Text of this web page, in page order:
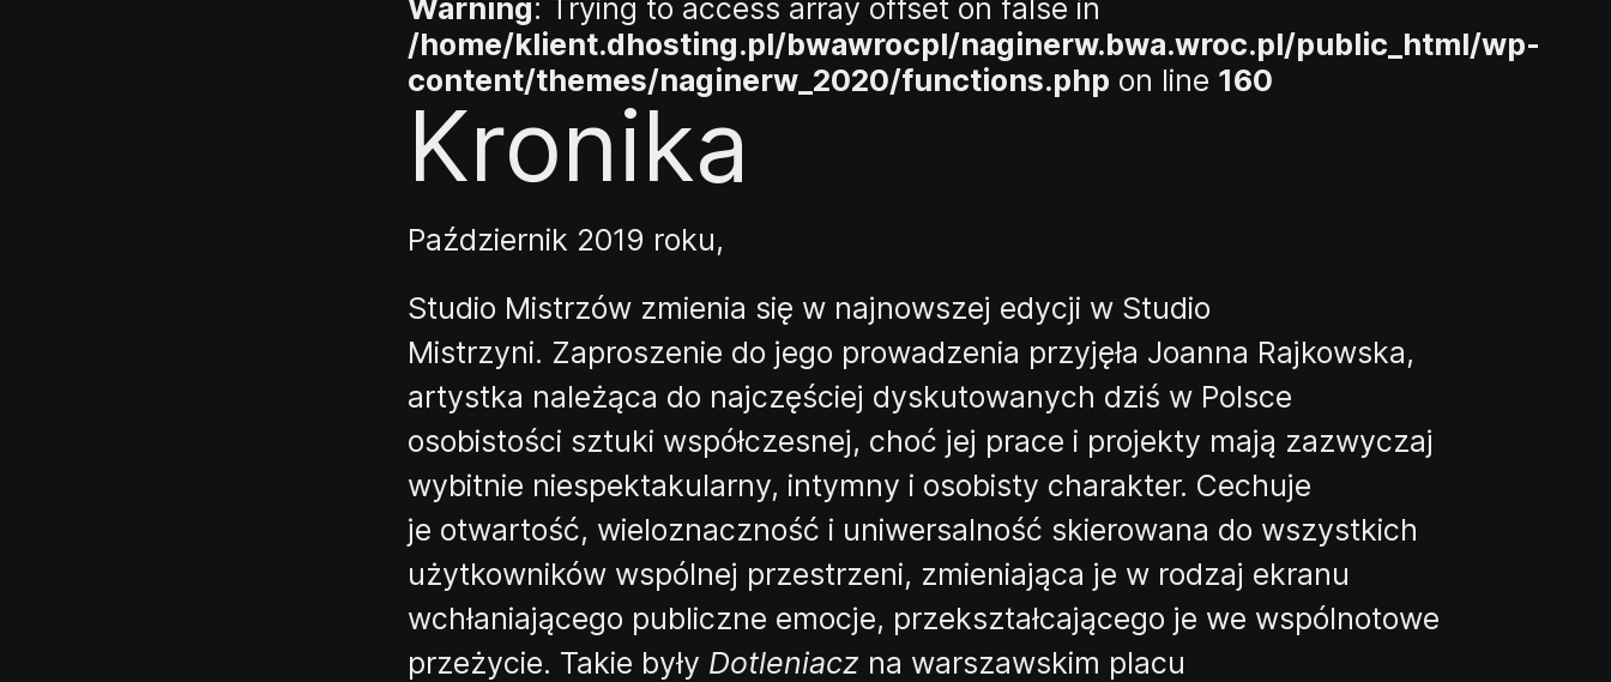
Warning: Trying to access array offset on false in
/home/klient.dhosting.pl/bwawrocpl/naginerw.bwa.wroc.pl/public_html/wp-
content/themes/naginerw_2020/functions.php on line 160
Kronika
Październik 2019 roku,
Studio Mistrzów zmienia się w najnowszej edycji w Studio
Mistrzyni. Zaproszenie do jego prowadzenia przyjęła Joanna Rajkowska,
artystka należąca do najczęściej dyskutowanych dziś w Polsce
osobistości sztuki współczesnej, choć jej prace i projekty mają zazwyczaj
wybitnie niespektakularny, intymny i osobisty charakter. Cechuje
je otwartość, wieloznaczność i uniwersalność skierowana do wszystkich
użytkowników wspólnej przestrzeni, zmieniająca je w rodzaj ekranu
wchłaniającego publiczne emocje, przekształcającego je we wspólnotowe
przeżycie. Takie były Dotleniacz na warszawskim placu